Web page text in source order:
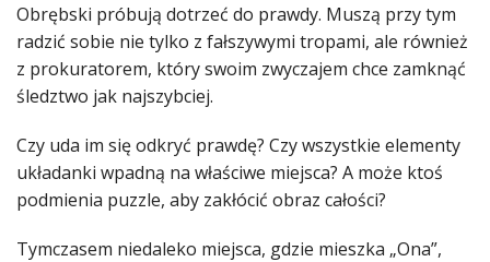
Obrębski próbują dotrzeć do prawdy. Muszą przy tym
radzić sobie nie tylko z fałszywymi tropami, ale również
z prokuratorem, który swoim zwyczajem chce zamknąć
śledztwo jak najszybciej.
Czy uda im się odkryć prawdę? Czy wszystkie elementy
układanki wpadną na właściwe miejsca? A może ktoś
podmienia puzzle, aby zakłócić obraz całości?
Tymczasem niedaleko miejsca, gdzie mieszka „Ona”,